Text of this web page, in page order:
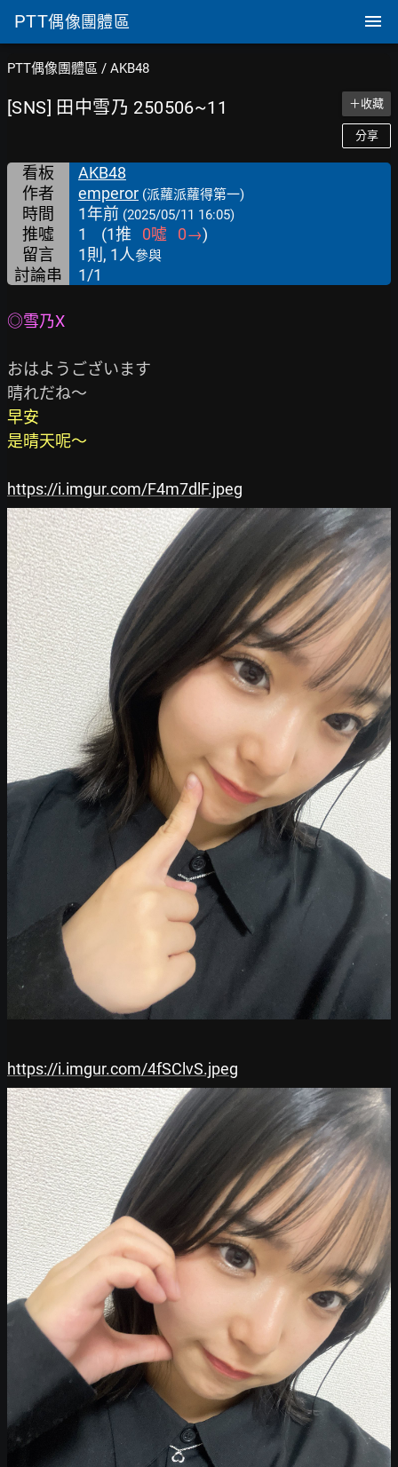
PTT偶像團體區
PTT偶像團體區 / AKB48
[SNS] 田中雪乃 250506~11 ＋收藏
分享
看板
AKB48
作者
emperor (派蘿派蘿得第一)
時間 1年前 (2025/05/11 16:05)
推噓 1 (1推 0噓 0→)
留言
1則, 1人參與
討論串 1/1
◎雪乃X
おはようございます
早安
是晴天呢～
https://i.imgur.com/F4m7dlF.jpeg
https://i.imgur.com/4fSClvS.jpeg